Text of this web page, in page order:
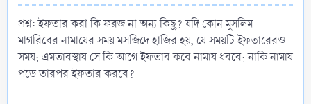
প্রশ্ন: ইফতার করা কি ফরজ না অন্য কিছু? যদি কোন মুসলিম
মাগরিবের নামাযের সময় মসজিদে হাজির হয়, যে সময়টি ইফতারেরও
সময়; এমতাবস্থায় সে কি আগে ইফতার করে নামায ধরবে; নাকি নামায
পড়ে তারপর ইফতার করবে?